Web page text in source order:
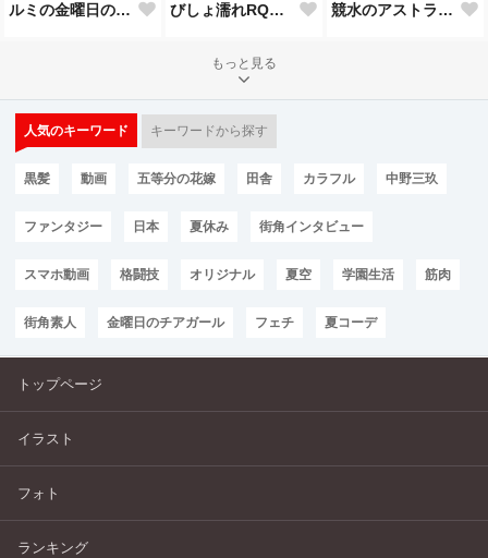
ルミの金曜日のチアガール びしょ濡れRQなアストラ 競水のアストラだよ💕
もっと見る
人気のキーワード キーワードから探す
黒髪 動画 五等分の花嫁 田舎 カラフル 中野三玖
ファンタジー 日本 夏休み 街角インタビュー
スマホ動画 格闘技 オリジナル 夏空 学園生活 筋肉
街角素人 金曜日のチアガール フェチ 夏コーデ
トップページ
イラスト
フォト
ランキング